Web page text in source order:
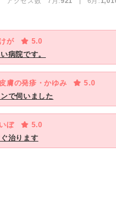
けが
5.0
病院です。
皮膚の発疹・かゆみ
5.0
で伺いました
いぼ
5.0
治ります